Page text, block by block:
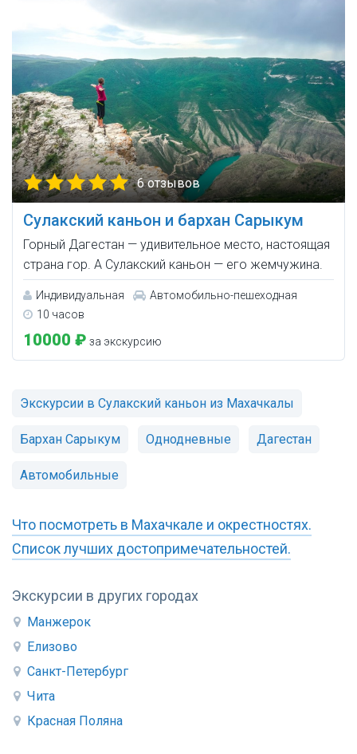
Экскурсии в других городах
Манжерок
Елизово
Санкт-Петербург
Чита
Красная Поляна
6 отзывов
Сулакский каньон и бархан Сарыкум
Горный Дагестан — удивительное место, настоящая
страна гор. А Сулакский каньон — его жемчужина.
Индивидуальная
Автомобильно-пешеходная
10 часов
10000 ₽ за экскурсию
Экскурсии в Сулакский каньон из Махачкалы
Бархан Сарыкум Однодневные Дагестан
Автомобильные
Что посмотреть в Махачкале и окрестностях.
Список лучших достопримечательностей.